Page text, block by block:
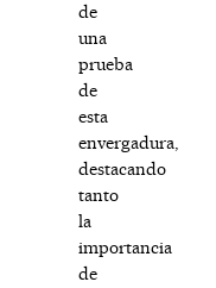
de
una
prueba
de
esta
envergadura,
destacando
tanto
la
importancia
de